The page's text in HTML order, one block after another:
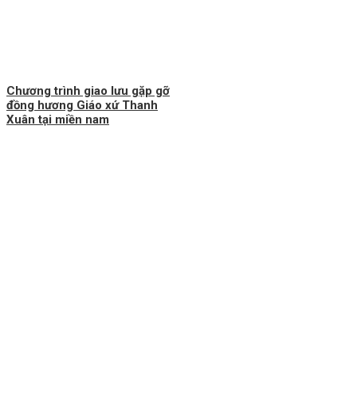
Chương trình giao lưu gặp gỡ
đồng hương Giáo xứ Thanh
Xuân tại miền nam